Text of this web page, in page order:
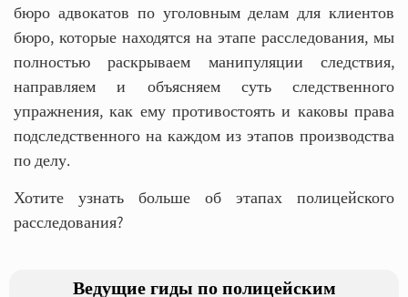
бюро адвокатов по уголовным делам для клиентов
бюро, которые находятся на этапе расследования, мы
полностью раскрываем манипуляции следствия,
направляем и объясняем суть следственного
упражнения, как ему противостоять и каковы права
подследственного на каждом из этапов производства
по делу.
Хотите узнать больше об этапах полицейского
расследования?
Ведущие гиды по полицейским